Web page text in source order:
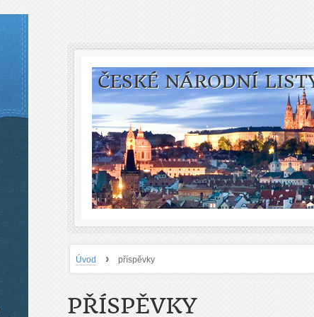
ČESKÉ NÁRODNÍ
Úvod › příspěvky
PŘÍSPĚVKY